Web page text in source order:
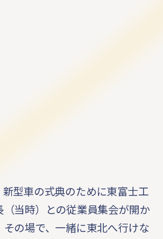
型車の式典のために東富士工
当時）との従業員集会が開か
の場で、一緒に東北へ行けな